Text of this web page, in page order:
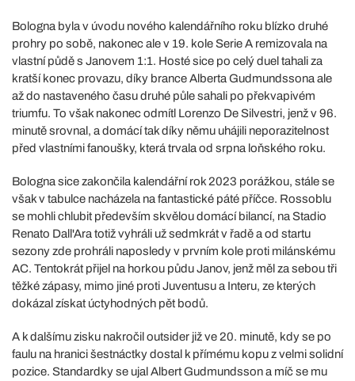
Bologna byla v úvodu nového kalendářního roku blízko druhé
prohry po sobě, nakonec ale v 19. kole Serie A remizovala na
vlastní půdě s Janovem 1:1. Hosté sice po celý duel tahali za
kratší konec provazu, díky brance Alberta Gudmundssona ale
až do nastaveného času druhé půle sahali po překvapivém
triumfu. To však nakonec odmítl Lorenzo De Silvestri, jenž v 96.
minutě srovnal, a domácí tak díky němu uhájili neporazitelnost
před vlastními fanoušky, která trvala od srpna loňského roku.
Bologna sice zakončila kalendářní rok 2023 porážkou, stále se
však v tabulce nacházela na fantastické páté příčce. Rossoblu
se mohli chlubit především skvělou domácí bilancí, na Stadio
Renato Dall'Ara totiž vyhráli už sedmkrát v řadě a od startu
sezony zde prohráli naposledy v prvním kole proti milánskému
AC. Tentokrát přijel na horkou půdu Janov, jenž měl za sebou tři
těžké zápasy, mimo jiné proti Juventusu a Interu, ze kterých
dokázal získat úctyhodných pět bodů.
A k dalšímu zisku nakročil outsider již ve 20. minutě, kdy se po
faulu na hranici šestnáctky dostal k přímému kopu z velmi solidní
pozice. Standardky se ujal Albert Gudmundsson a míč se mu